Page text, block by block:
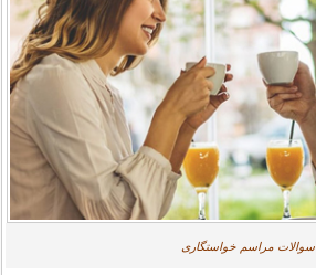
سوالات مراسم خواستگاری